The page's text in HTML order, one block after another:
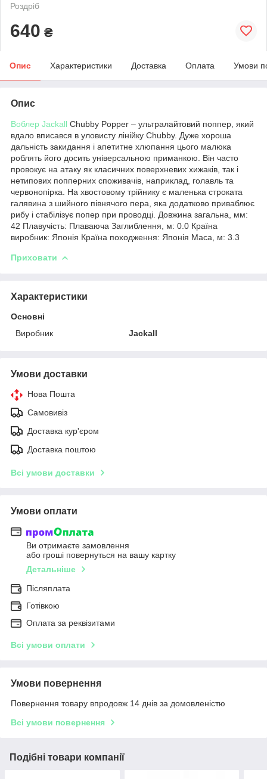
Роздріб
640 ₴
Опис Характеристики Доставка Оплата Умови
Опис
Воблер Jackall Chubby Popper – ультралайтовий поппер, який
вдало вписався в уловисту лінійку Chubby. Дуже хороша
дальність закидання і апетитне хлюпання цього малюка
роблять його досить універсальною приманкою. Він часто
провокує на атаку як класичних поверхневих хижаків, так і
нетипових попперних споживачів, наприклад, голавль та
червонопірка. На хвостовому трійнику є маленька строката
галявина з шийного півнячого пера, яка додатково приваблює
рибу і стабілізує попер при проводці. Довжина загальна, мм:
42 Плавучість: Плаваюча Заглиблення, м: 0.0 Країна
виробник: Японія Країна походження: Японія Маса, м: 3.3
Приховати
Характеристики
Основні
Виробник
Jackall
Умови доставки
Нова Пошта
Самовивіз
Доставка кур'єром
Доставка поштою
Всі умови доставки
Умови оплати
Ви отримаєте замовлення
або гроші повернуться на вашу картку
Детальніше
Післяплата
Готівкою
Оплата за реквізитами
Всі умови оплати
Умови повернення
Повернення товару впродовж 14 днів за домовленістю
Всі умови повернення
Подібні товари компанії